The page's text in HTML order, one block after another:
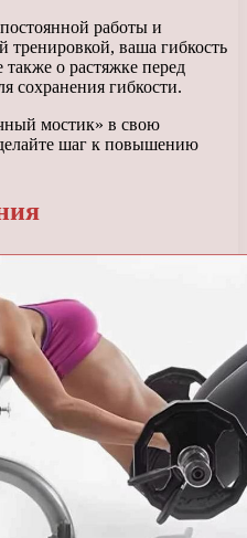
работы и
тренировкой, ваша гибкость
также о растяжке перед
сохранения гибкости.
мостик» в свою
шаг к повышению